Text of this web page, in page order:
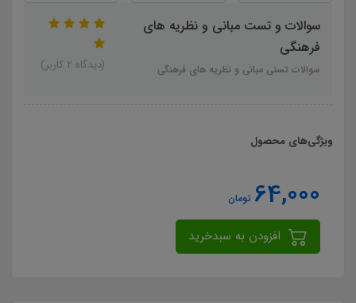
سوالات و تست مبانی و نظریه های
فرهنگی
سوالات تستی مبانی و نظریه های فرهنگی (دیدگاه 2 کاربر)
ویژگی‌های محصول
64,000 تومان